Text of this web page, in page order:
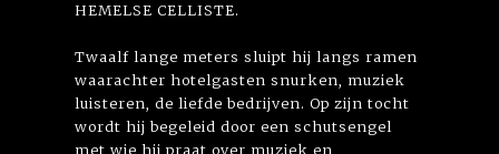
HEMELSE CELLISTE.
Twaalf lange meters sluipt hij langs ramen
waarachter hotelgasten snurken, muziek
luisteren, de liefde bedrijven. Op zijn tocht
wordt hij begeleid door een schutsengel
met wie hij praat over muziek en